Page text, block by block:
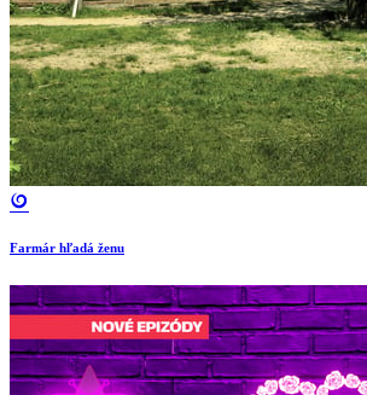
Farmár hľadá ženu